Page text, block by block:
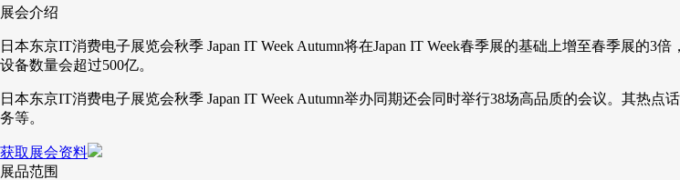
展会介绍
日本东京IT消费电子展览会秋季 Japan IT Week Autumn将在Japan IT Week春季展的基础上增至春季展的
设备数量会超过500亿。
日本东京IT消费电子展览会秋季 Japan IT Week Autumn举办同期还会同时举行38场高品质的会议。其热
务等。
获取展会资料
展品范围